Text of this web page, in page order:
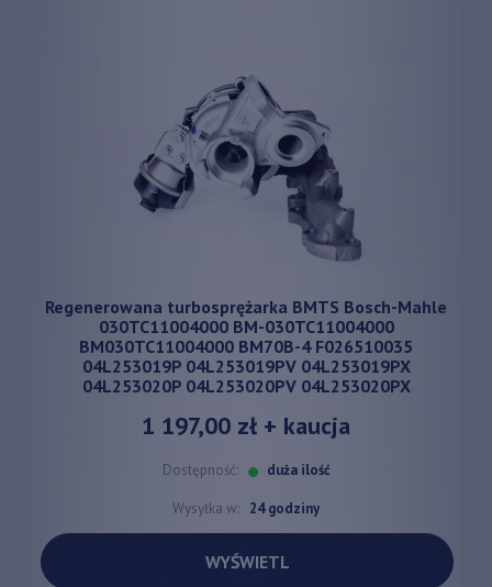
Regenerowana turbosprężarka BMTS Bosch-Mahle
030TC11004000 BM-030TC11004000
BM030TC11004000 BM70B-4 F026510035
04L253019P 04L253019PV 04L253019PX
04L253020P 04L253020PV 04L253020PX
1 197,00 zł + kaucja
Dostępność: duża ilość
Wysyłka w: 24 godziny
WYŚWIETL